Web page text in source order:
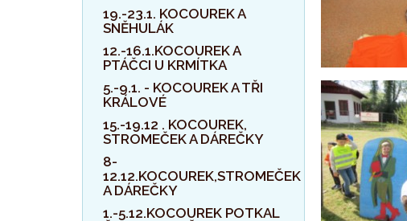
19.-23.1. KOCOUREK A
SNĚHULÁK
12.-16.1.KOCOUREK A
PTÁČCI U KRMÍTKA
5.-9.1. - KOCOUREK A TŘI
KRÁLOVÉ
15.-19.12 . KOCOUREK,
STROMEČEK A DÁREČKY
8-
12.12.KOCOUREK,STROMEČEK
A DÁREČKY
1.-5.12.KOCOUREK POTKAL